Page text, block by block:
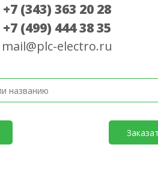
+7 (343) 363 20 28
+7 (499) 444 38 35
mail@plc-electro.ru